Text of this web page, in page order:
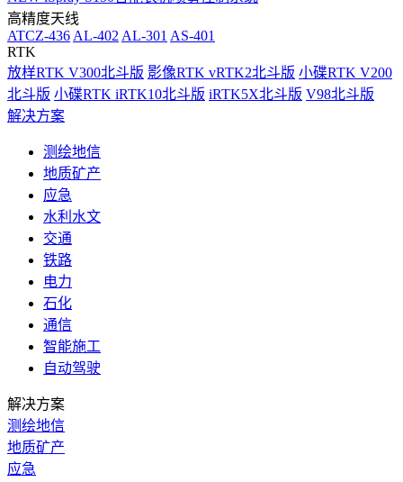
高精度天线
ATCZ-436 AL-402 AL-301 AS-401
RTK
放样RTK V300北斗版 影像RTK vRTK2北斗版 小碟RTK V200
北斗版 小碟RTK iRTK10北斗版 iRTK5X北斗版 V98北斗版
解决方案
测绘地信
地质矿产
应急
水利水文
交通
铁路
电力
石化
通信
智能施工
自动驾驶
解决方案
测绘地信
地质矿产
应急